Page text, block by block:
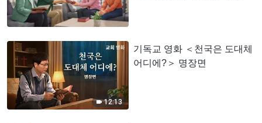
12:13
기독교 영화 ＜천국은 도대체
어디에?＞ 명장면